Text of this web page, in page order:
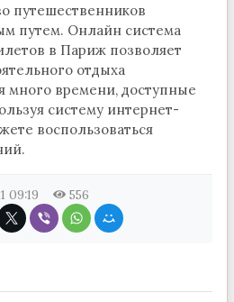
путешественников
путем. Онлайн система
в Париж позволяет
отдыха
много времени, доступные
систему интернет-
воспользоваться
09:19 556